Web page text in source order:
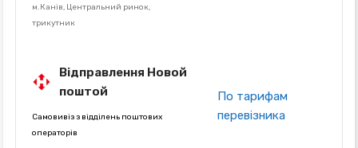
м.Канів, Центральний ринок,
трикутник
Відправлення Новой
поштой
Самовивіз з відділень поштових
операторів
По тарифам
перевізника